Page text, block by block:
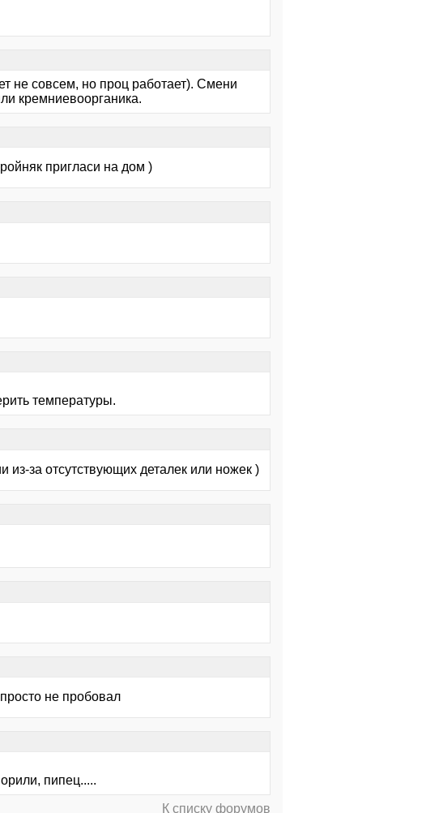
не совсем, но проц работает). Смени
кремниевоорганика.
пригласи на дом )
температуры.
из-за отсутствующих деталек или ножек )
не пробовал
пипец.....
К списку форумов